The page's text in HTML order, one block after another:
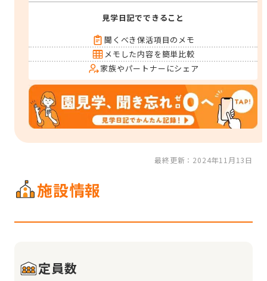
見学日記でできること
聞くべき保活項目のメモ
メモした内容を簡単比較
家族やパートナーにシェア
最終更新：2024年11月13日
施設情報
定員数